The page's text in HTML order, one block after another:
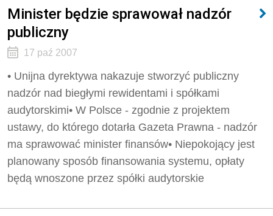
Minister będzie sprawował nadzór
publiczny
17 paź 2007
• Unijna dyrektywa nakazuje stworzyć publiczny
nadzór nad biegłymi rewidentami i spółkami
audytorskimi• W Polsce - zgodnie z projektem
ustawy, do którego dotarła Gazeta Prawna - nadzór
ma sprawować minister finansów• Niepokojący jest
planowany sposób finansowania systemu, opłaty
będą wnoszone przez spółki audytorskie